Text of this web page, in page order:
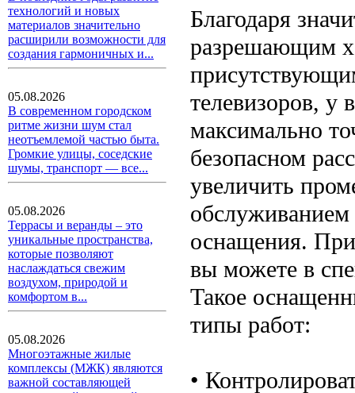
технологий и новых
материалов значительно
расширили возможности для
создания гармоничных и...
05.08.2026
В современном городском
ритме жизни шум стал
неотъемлемой частью быта.
Громкие улицы, соседские
шумы, транспорт — все...
05.08.2026
Террасы и веранды – это
уникальные пространства,
которые позволяют
наслаждаться свежим
воздухом, природой и
комфортом в...
05.08.2026
Многоэтажные жилые
комплексы (МЖК) являются
важной составляющей
Благодаря
разрешающим
телевизоров, у
максимально
безопасном
увеличить
оснащения.
вы можете в
Такое
типы работ:
•